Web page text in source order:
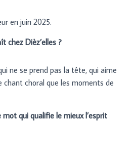
en juin 2025.
chez Dièz’elles ?
ne se prend pas la tête, qui aime
choral que les moments de
qui qualifie le mieux l’esprit